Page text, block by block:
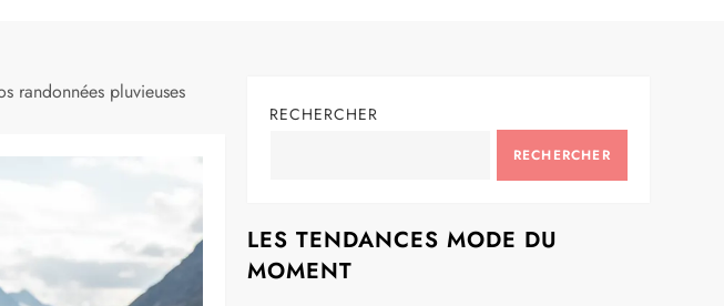
randonnées pluvieuses
RECHERCHER
RECHERCHER
LES TENDANCES MODE DU
MOMENT